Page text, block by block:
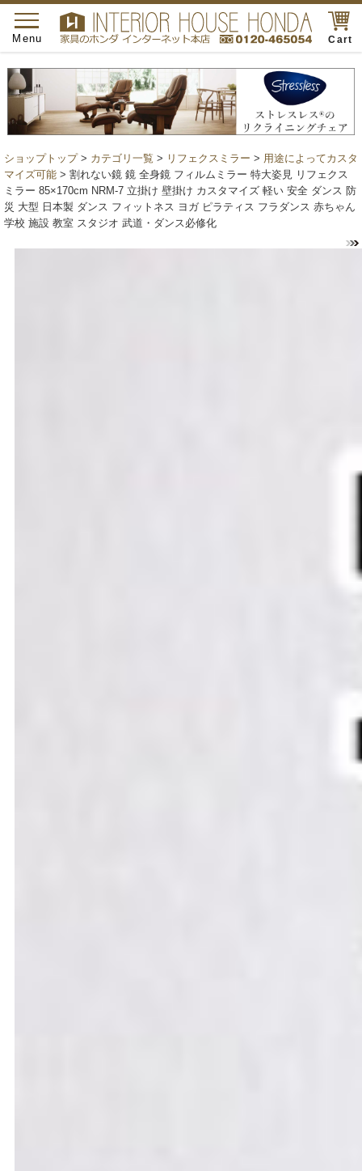
Cart
toggle
navigation
Menu
ショップトップ> カテゴリ一覧 > リフェクスミラー > 用途によってカスタ
マイズ可能 > 割れない鏡 鏡 全身鏡 フィルムミラー 特大姿見 リフェクス
ミラー 85×170cm NRM-7 立掛け 壁掛け カスタマイズ 軽い 安全 ダンス 防
災 大型 日本製 ダンス フィットネス ヨガ ピラティス フラダンス 赤ちゃん
学校 施設 教室 スタジオ 武道・ダンス必修化